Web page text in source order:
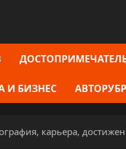
И БИЗНЕС
карьера,